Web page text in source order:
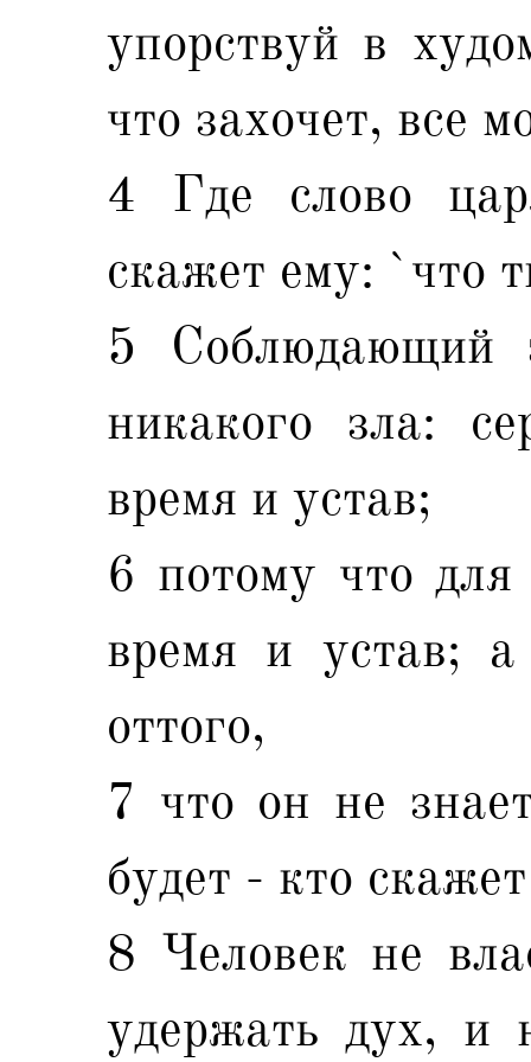
упорствуй в
что захочет, все
4 Где слово
скажет ему: `что
5 Соблюдающий
никакого зла:
время и устав;
6 потому что для
время и устав; а
оттого,
7 что он не
будет - кто
8 Человек не
удержать дух, и